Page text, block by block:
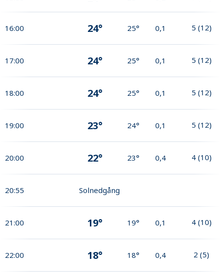
16:00 24° 25° 0,1 5 (12)
17:00 24° 25° 0,1 5 (12)
18:00 24° 25° 0,1 5 (12)
19:00 23° 24° 0,1 5 (12)
20:00 22° 23° 0,4 4 (10)
20:55 Solnedgång
21:00 19° 19° 0,1 4 (10)
22:00 18° 18° 0,4 2 (5)